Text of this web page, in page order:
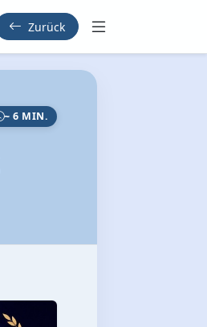
Zurück
~ 6 MIN.